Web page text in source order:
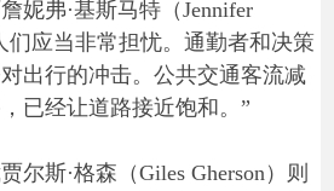
妮弗·基斯马特（Jennifer
们应当非常担忧。通勤者和决策
出行的冲击。公共交通客流减
已经让道路接近饱和。”
尔斯·格森（Giles Gherson）则